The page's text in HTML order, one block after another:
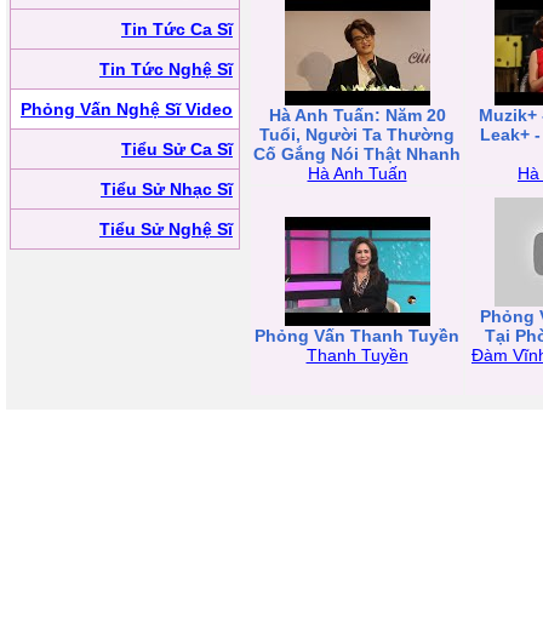
Tin Tức Ca Sĩ
Tin Tức Nghệ Sĩ
Phỏng Vấn Nghệ Sĩ Video
Tiểu Sử Ca Sĩ
Tiểu Sử Nhạc Sĩ
Tiểu Sử Nghệ Sĩ
Hà Anh Tuấn: Năm 20
Tuổi, Người Ta Thường
Cố Gắng Nói Thật Nhanh
Hà Anh Tuấn
Muzik+
Leak+
Phỏng Vấn Thanh Tuyền
Thanh Tuyền
Phỏng
Tại
Đàm